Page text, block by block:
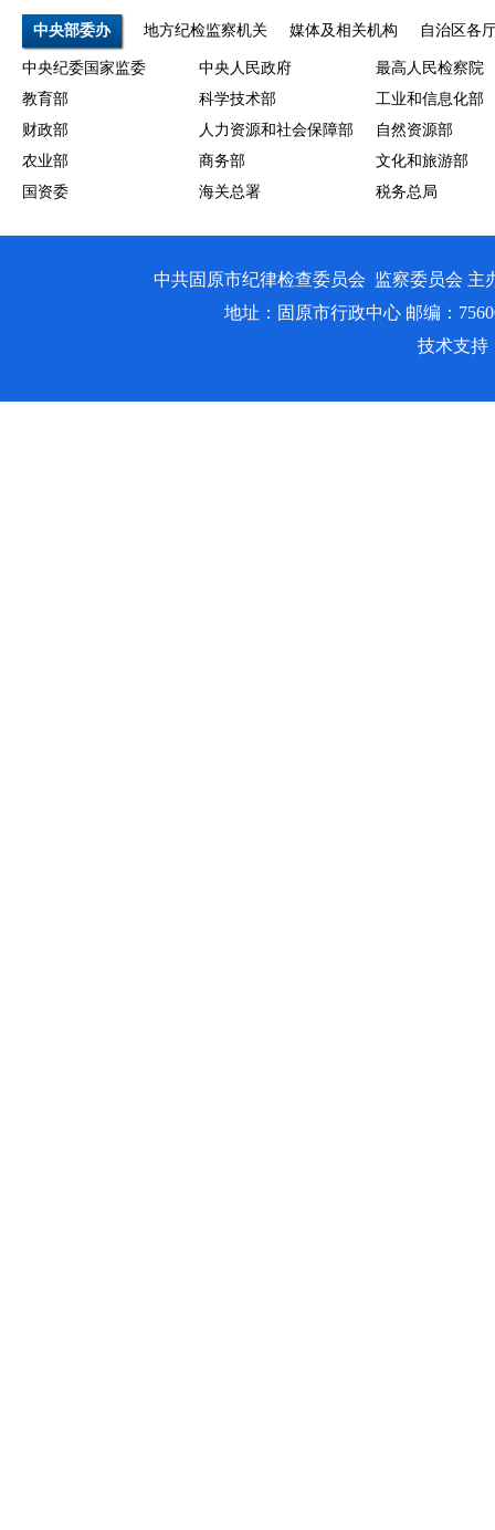
中央部委办 地方纪检监察机关 媒体及相关机构 自治区各
中央纪委国家监委 中央人民政府
最高人民检察院
教育部
科学技术部
工业和信息化部
财政部
人力资源和社会保障部
自然资源部
农业部
商务部
文化和旅游部
国资委
海关总署 税务总局
中共固原市纪律检查委员会 监察委员会
地址：固原市行政中心 邮编：
技术支持